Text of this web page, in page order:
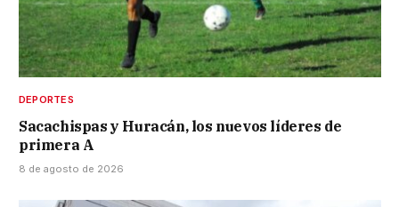
DEPORTES
Sacachispas y Huracán, los nuevos líderes de
primera A
8 de agosto de 2026